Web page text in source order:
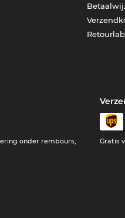
onder rembours,
Gratis